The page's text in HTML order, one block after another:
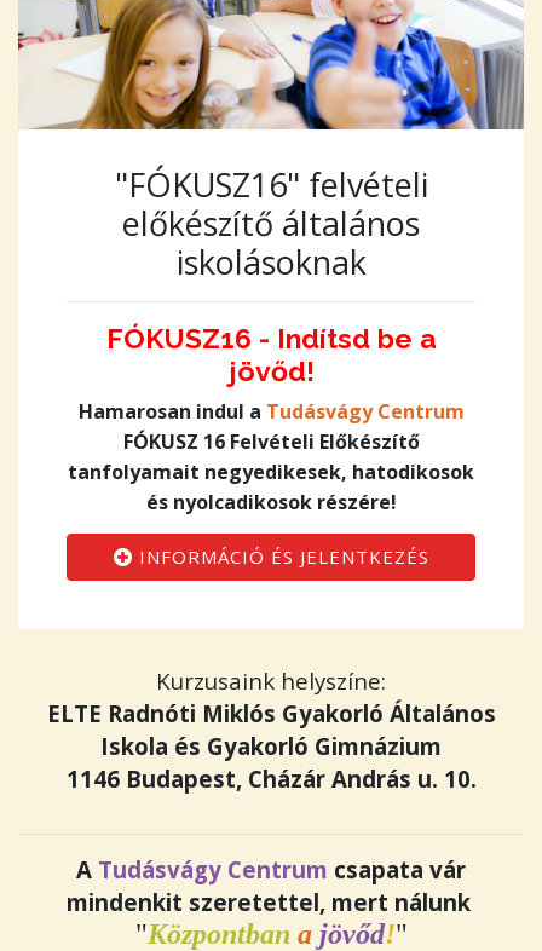
"FÓKUSZ16" felvételi
előkészítő általános
iskolásoknak
FÓKUSZ16 - Indítsd be a
jövőd!
Hamarosan indul a Tudásvágy Centrum
FÓKUSZ 16 Felvételi Előkészítő
tanfolyamait negyedikesek, hatodikosok
és nyolcadikosok részére!
INFORMÁCIÓ ÉS JELENTKEZÉS
Kurzusaink helyszíne:
ELTE Radnóti Miklós Gyakorló Általános
Iskola és Gyakorló Gimnázium
1146 Budapest, Cházár András u. 10.
A Tudásvágy Centrum csapata vár
mindenkit szeretettel, mert nálunk
"Központban a jövőd!"